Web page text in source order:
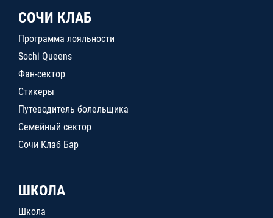
СОЧИ КЛАБ
Программа лояльности
Sochi Queens
Фан-сектор
Стикеры
Путеводитель болельщика
Семейный сектор
Сочи Клаб Бар
ШКОЛА
Школа